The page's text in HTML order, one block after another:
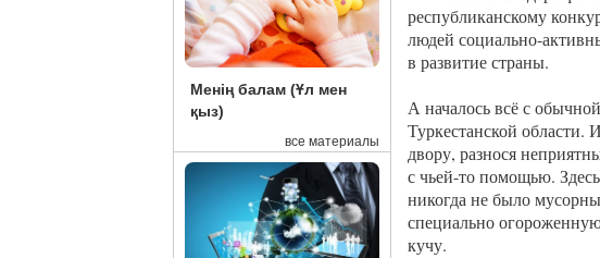
Менің балам (Ұл мен
қыз)
все материалы
республиканскому
людей социально-
в развитие страны.
А началось всё с
Туркестанской
двору, разнося
с чьей-то помощью.
никогда не было
специально
кучу.